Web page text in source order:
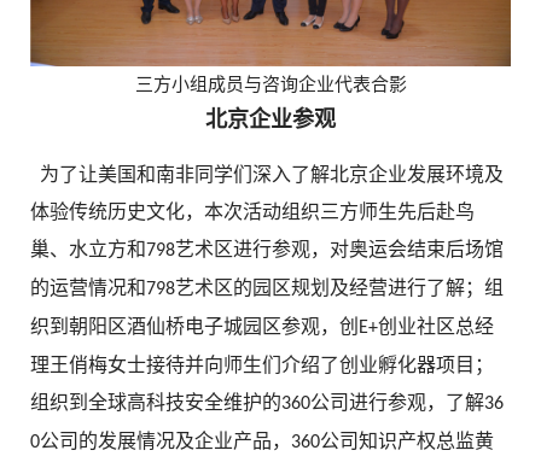
三方小组成员与咨询企业代表合影
北京企业参观
为了让美国和南非同学们深入了解北京企业发展环境及
体验传统历史文化，本次活动组织三方师生先后赴鸟
巢、水立方和798艺术区进行参观，对奥运会结束后场馆
的运营情况和798艺术区的园区规划及经营进行了解；组
织到朝阳区酒仙桥电子城园区参观，创 E+创业社区总经
理王俏梅女士接待并向师生们介绍了创业孵化器项目；
组织到全球高科技安全维护的360公司进行参观，了解36
0公司的发展情况及企业产品， 360公司知识产权总监黄